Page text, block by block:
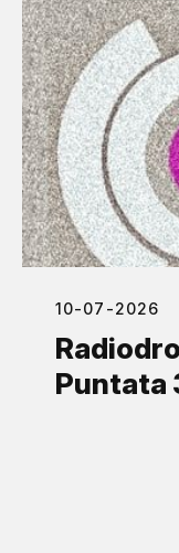
10-07-2026
Puntata